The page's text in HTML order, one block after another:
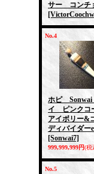
サー コンチ
No.4
ホピ
イ ピンクコ
アイボリー&
ディバイダ
[Sonwai7]
999,999,999円(税
No.5